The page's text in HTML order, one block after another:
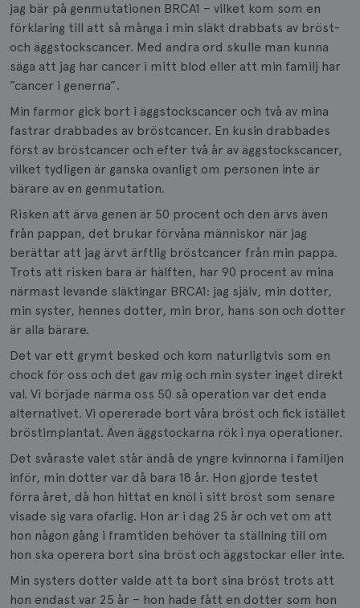
jag bär på genmutationen BRCA1 – vilket kom som en
förklaring till att så många i min släkt drabbats av bröst-
och äggstockscancer. Med andra ord skulle man kunna
säga att jag har cancer i mitt blod eller att min familj har
”cancer i generna”.
Min farmor gick bort i äggstockscancer och två av mina
fastrar drabbades av bröstcancer. En kusin drabbades
först av bröstcancer och efter två år av äggstockscancer,
vilket tydligen är ganska ovanligt om personen inte är
bärare av en genmutation.
Risken att ärva genen är 50 procent och den ärvs även
från pappan, det brukar förvåna människor när jag
berättar att jag ärvt ärftlig bröstcancer från min pappa.
Trots att risken bara är hälften, har 90 procent av mina
närmast levande släktingar BRCA1: jag själv, min dotter,
min syster, hennes dotter, min bror, hans son och dotter
är alla bärare.
Det var ett grymt besked och kom naturligtvis som en
chock för oss och det gav mig och min syster inget direkt
val. Vi började närma oss 50 så operation var det enda
alternativet. Vi opererade bort våra bröst och fick istället
bröstimplantat. Även äggstockarna rök i nya operationer.
Det svåraste valet står ändå de yngre kvinnorna i familjen
inför, min dotter var då bara 18 år. Hon gjorde testet
förra året, då hon hittat en knöl i sitt bröst som senare
visade sig vara ofarlig. Hon är i dag 25 år och vet om att
hon någon gång i framtiden behöver ta ställning till om
hon ska operera bort sina bröst och äggstockar eller inte.
Min systers dotter valde att ta bort sina bröst trots att
hon endast var 25 år – hon hade fått en dotter som hon